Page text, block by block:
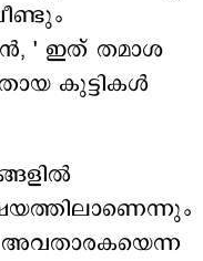
' ഇത് തമാശ
കുട്ടികൾ